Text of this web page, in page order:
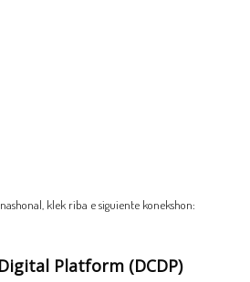
klek riba e siguiente konekshon:
Platform (DCDP)